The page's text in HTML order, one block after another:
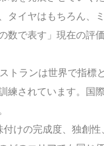
イヤはもちろん、
数で表す」現在の評
トランは世界で指標
されています。国
けの完成度、独創